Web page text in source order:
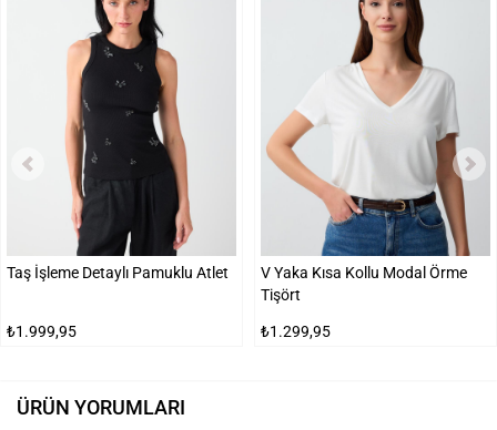
Taş İşleme Detaylı Pamuklu Atlet
₺1.999,95
V Yaka Kısa Kollu Modal Örme
Tişört
₺1.299,95
ÜRÜN YORUMLARI